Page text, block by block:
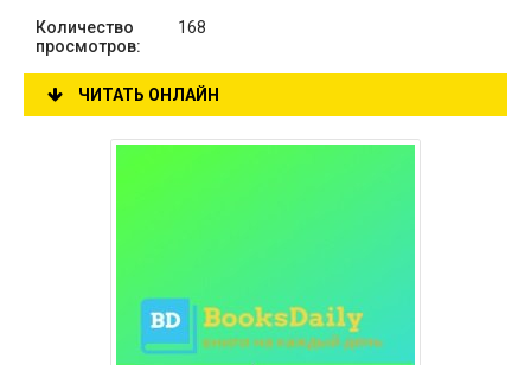
Количество
просмотров:
168
ЧИТАТЬ ОНЛАЙН